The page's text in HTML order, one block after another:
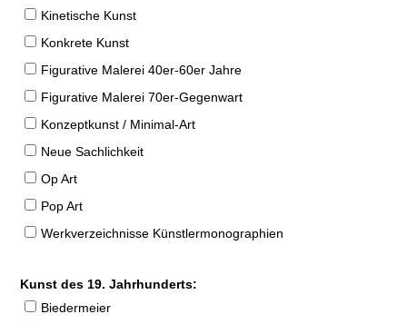
Kinetische Kunst
Konkrete Kunst
Figurative Malerei 40er-60er Jahre
Figurative Malerei 70er-Gegenwart
Konzeptkunst / Minimal-Art
Neue Sachlichkeit
Op Art
Pop Art
Werkverzeichnisse Künstlermonographien
Kunst des 19. Jahrhunderts:
Biedermeier